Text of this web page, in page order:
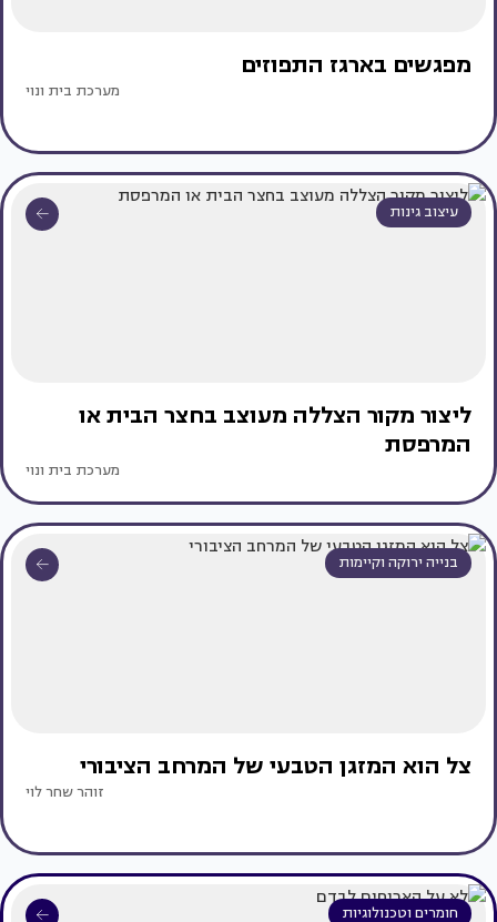
מפגשים בארגז התפוזים
מערכת בית ונוי
עיצוב גינות
ליצור מקור הצללה מעוצב בחצר הבית או
המרפסת
מערכת בית ונוי
בנייה ירוקה וקיימות
צל הוא המזגן הטבעי של המרחב הציבורי
זוהר שחר לוי
חומרים וטכנולוגיות